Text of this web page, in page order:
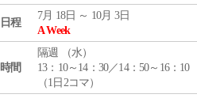
日程
7月 18日 ～ 10月 3日
A Week
時間
隔週 （水）
13：10～14：30／14：50～16：10
（1日2コマ）